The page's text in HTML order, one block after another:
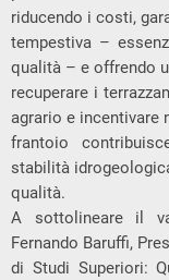
riducendo i costi,
tempestiva –
qualità – e offrendo
recuperare i
agrario e incentivare
frantoio
stabilità
qualità.
A sottolineare il
Fernando Baruffi,
di Studi Superiori: